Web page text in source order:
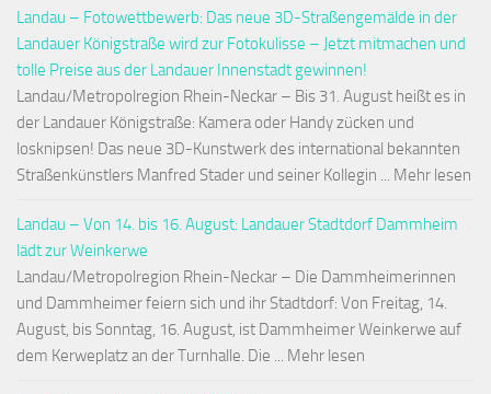
Landau – Fotowettbewerb: Das neue 3D-Straßengemälde in der
Landauer Königstraße wird zur Fotokulisse – Jetzt mitmachen und
tolle Preise aus der Landauer Innenstadt gewinnen!
Landau/Metropolregion Rhein-Neckar – Bis 31. August heißt es in
der Landauer Königstraße: Kamera oder Handy zücken und
losknipsen! Das neue 3D-Kunstwerk des international bekannten
Straßenkünstlers Manfred Stader und seiner Kollegin ... Mehr lesen
Landau – Von 14. bis 16. August: Landauer Stadtdorf Dammheim
lädt zur Weinkerwe
Landau/Metropolregion Rhein-Neckar – Die Dammheimerinnen
und Dammheimer feiern sich und ihr Stadtdorf: Von Freitag, 14.
August, bis Sonntag, 16. August, ist Dammheimer Weinkerwe auf
dem Kerweplatz an der Turnhalle. Die ... Mehr lesen